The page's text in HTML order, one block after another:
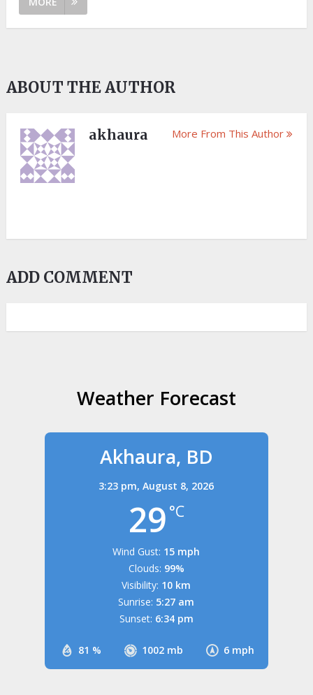
ABOUT THE AUTHOR
akhaura More From This Author
ADD COMMENT
Weather Forecast
Akhaura, BD
3:23 pm,August 8, 2026
29 °C
81 % 1002 mb 6 mph
Wind Gust: 15 mph
Clouds: 99%
Visibility: 10 km
Sunrise: 5:27 am
Sunset: 6:34 pm